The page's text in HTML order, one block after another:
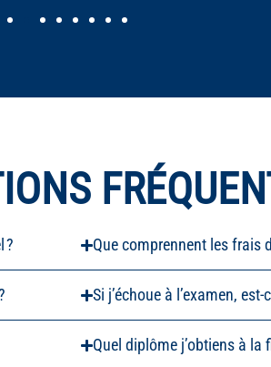
? Que comprennent les frais
Si j’échoue à l’examen,
Quel diplôme j’obtiens à